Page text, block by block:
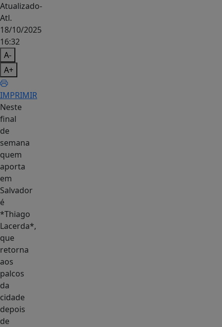
Atualizado-
Atl.
18/10/2025
16:32
A-
A+
IMPRIMIR
Neste
final
de
semana
quem
aporta
em
Salvador
é
*Thiago
Lacerda*,
que
retorna
aos
palcos
da
cidade
depois
de